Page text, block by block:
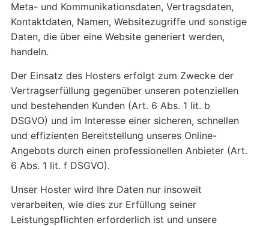
Meta- und Kommunikationsdaten, Vertragsdaten,
Kontaktdaten, Namen, Websitezugriffe und sonstige
Daten, die über eine Website generiert werden,
handeln.
Der Einsatz des Hosters erfolgt zum Zwecke der
Vertragserfüllung gegenüber unseren potenziellen
und bestehenden Kunden (Art. 6 Abs. 1 lit. b
DSGVO) und im Interesse einer sicheren, schnellen
und effizienten Bereitstellung unseres Online-
Angebots durch einen professionellen Anbieter (Art.
6 Abs. 1 lit. f DSGVO).
Unser Hoster wird Ihre Daten nur insoweit
verarbeiten, wie dies zur Erfüllung seiner
Leistungspflichten erforderlich ist und unsere